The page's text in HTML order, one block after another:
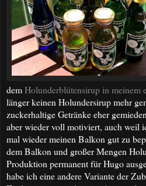
demHolunderblütensirup in meinem
länger keinen Holundersirup mehr
zuckerhaltige Getränke eher
aber wieder voll motiviert, auch weil
mal wieder meinen Balkon gut zu
dem Balkon und großer Mengen
Produktion permanent für Hugo
habe ich eine andere Variante der